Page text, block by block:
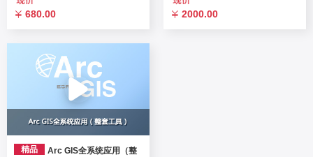
680.00 2000.00
精品
Arc GIS全系统应用（整